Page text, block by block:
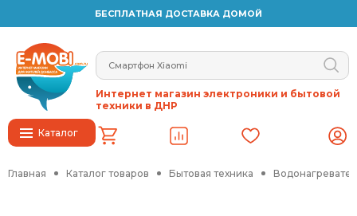
БЕСПЛАТНАЯ ДОСТАВКА ДОМОЙ
Каталог
Интернет магазин электроники и бытовой
техники в ДНР
Главная Каталог товаров Бытовая техника